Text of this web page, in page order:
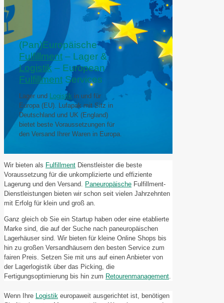
(Pan)Europäische
Fulfillment – Lager &
Logistik – European
Fulfillment Services
Lager und Logistik in und für
Europa (EU). Lufapak mit Sitz in
Deutschland und UK (England)
bietet beste Voraussetzungen für
den Versand Ihrer Waren in Europa.
Wir bieten als Fulfillment Dienstleister die beste
Voraussetzung für die unkomplizierte und effiziente
Lagerung und den Versand. Paneuropäische Fulfillment-
Dienstleistungen bieten wir schon seit vielen Jahrzehnten
mit Erfolg für klein und groß an.
Ganz gleich ob Sie ein Startup haben oder eine etablierte
Marke sind, die auf der Suche nach paneuropäischen
Lagerhäuser sind. Wir bieten für kleine Online Shops bis
hin zu großen Versandhäusern den besten Service zum
fairen Preis. Setzen Sie mit uns auf einen Anbieter von
der Lagerlogistik über das Picking, die
Fertigungsoptimierung bis hin zum Retourenmanagement.
Wenn Ihre Logistik europaweit ausgerichtet ist, benötigen